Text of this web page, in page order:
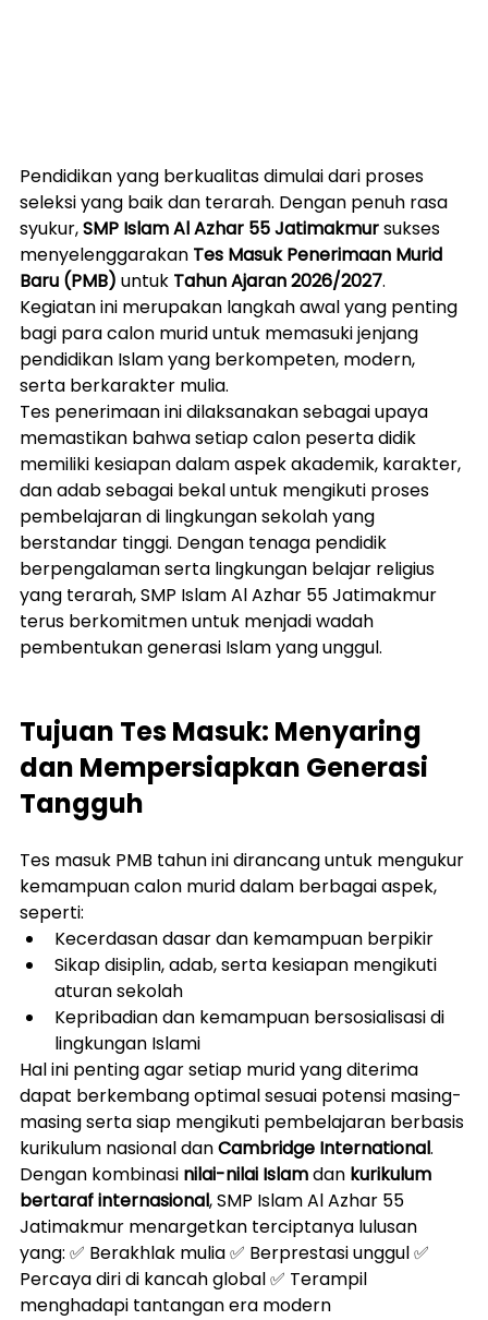
Pendidikan yang berkualitas dimulai dari proses
seleksi yang baik dan terarah. Dengan penuh rasa
syukur, SMP Islam Al Azhar 55 Jatimakmur sukses
menyelenggarakan Tes Masuk Penerimaan Murid
Baru (PMB) untuk Tahun Ajaran 2026/2027.
Kegiatan ini merupakan langkah awal yang penting
bagi para calon murid untuk memasuki jenjang
pendidikan Islam yang berkompeten, modern,
serta berkarakter mulia.
Tes penerimaan ini dilaksanakan sebagai upaya
memastikan bahwa setiap calon peserta didik
memiliki kesiapan dalam aspek akademik, karakter,
dan adab sebagai bekal untuk mengikuti proses
pembelajaran di lingkungan sekolah yang
berstandar tinggi. Dengan tenaga pendidik
berpengalaman serta lingkungan belajar religius
yang terarah, SMP Islam Al Azhar 55 Jatimakmur
terus berkomitmen untuk menjadi wadah
pembentukan generasi Islam yang unggul.
Tujuan Tes Masuk: Menyaring
dan Mempersiapkan Generasi
Tangguh
Tes masuk PMB tahun ini dirancang untuk mengukur
kemampuan calon murid dalam berbagai aspek,
seperti:
Kecerdasan dasar dan kemampuan berpikir
Sikap disiplin, adab, serta kesiapan mengikuti
aturan sekolah
Kepribadian dan kemampuan bersosialisasi di
lingkungan Islami
Hal ini penting agar setiap murid yang diterima
dapat berkembang optimal sesuai potensi masing-
masing serta siap mengikuti pembelajaran berbasis
kurikulum nasional dan Cambridge International.
Dengan kombinasi nilai-nilai Islam dan kurikulum
bertaraf internasional, SMP Islam Al Azhar 55
Jatimakmur menargetkan terciptanya lulusan
yang: ✅ Berakhlak mulia ✅ Berprestasi unggul ✅
Percaya diri di kancah global ✅ Terampil
menghadapi tantangan era modern